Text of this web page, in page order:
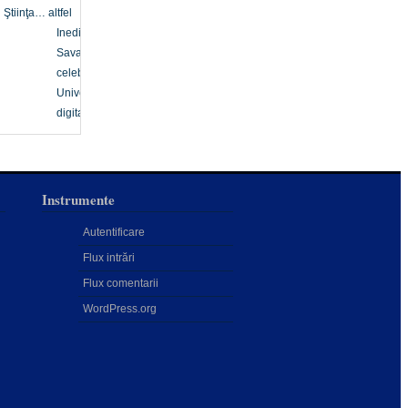
Ştiinţa… altfel
Inedit
Savanți
celebri
Univers
digital
Instrumente
Autentificare
Flux intrări
Flux comentarii
WordPress.org